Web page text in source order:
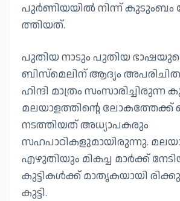
പുർണിയയിൽ നിന്ന് കുടുംബം
ത്തിയത്.
പുതിയ നാടും പുതിയ
ബിസ്മെലിന് ആദ്യം
ഹിന്ദി മാത്രം സംസാരിച്ചിരുന്ന
മലയാളത്തിന്റെ ലോകത്തേക്ക്
നടത്തിയത് അധ്യാപകരും
സഹപാഠികളുമായിരുന്നു.
എഴുതിയും മികച്ച മാർക്ക്
കുട്ടികൾക്ക് മാതൃകയായി
കുട്ടി.